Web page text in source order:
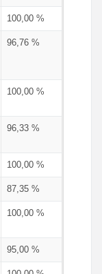
100,00 %
96,76 %
100,00 %
96,33 %
100,00 %
87,35 %
100,00 %
95,00 %